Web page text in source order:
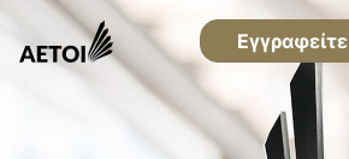
Εγγραφείτε